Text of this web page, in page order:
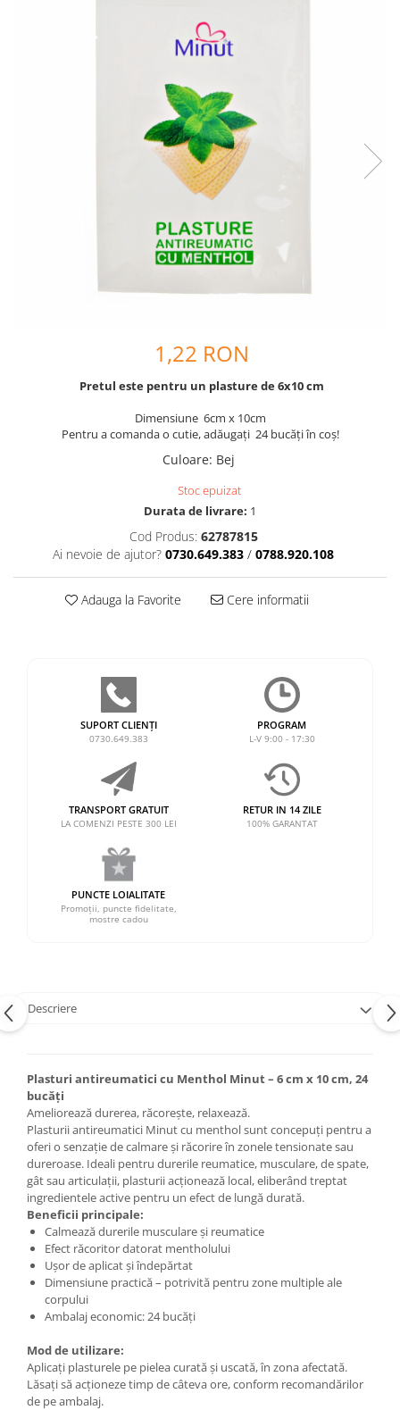
Tratamente si seruri pentru ten
Articole igiena dentara copii
Masti chirurgicale medicale
1,22 RON
Pretul este pentru un plasture de 6x10 cm
Dimensiune 6cm x 10cm
Pentru a comanda o cutie, adăugați 24 bucăți în coș!
Culoare: Bej
Stoc epuizat
Durata de livrare: 1
Cod Produs: 62787815
Ai nevoie de ajutor? 0730.649.383 / 0788.920.108
Adauga la Favorite Cere informatii
SUPORT CLIENȚI
0730.649.383
PROGRAM
L-V 9:00 - 17:30
TRANSPORT GRATUIT
LA COMENZI PESTE 300 LEI
RETUR IN 14 ZILE
100% GARANTAT
PUNCTE LOIALITATE
Promoții, puncte fidelitate,
mostre cadou
Descriere
Plasturi antireumatici cu Menthol Minut – 6 cm x 10 cm, 24
bucăți
Ameliorează durerea, răcorește, relaxează.
Plasturii antireumatici Minut cu menthol sunt concepuți pentru a
oferi o senzație de calmare și răcorire în zonele tensionate sau
dureroase. Ideali pentru durerile reumatice, musculare, de spate,
gât sau articulații, plasturii acționează local, eliberând treptat
ingredientele active pentru un efect de lungă durată.
Beneficii principale:
Calmează durerile musculare și reumatice
Efect răcoritor datorat mentholului
Ușor de aplicat și îndepărtat
Dimensiune practică – potrivită pentru zone multiple ale
corpului
Ambalaj economic: 24 bucăți
Mod de utilizare:
Aplicați plasturele pe pielea curată și uscată, în zona afectată.
Lăsați să acționeze timp de câteva ore, conform recomandărilor
de pe ambalaj.